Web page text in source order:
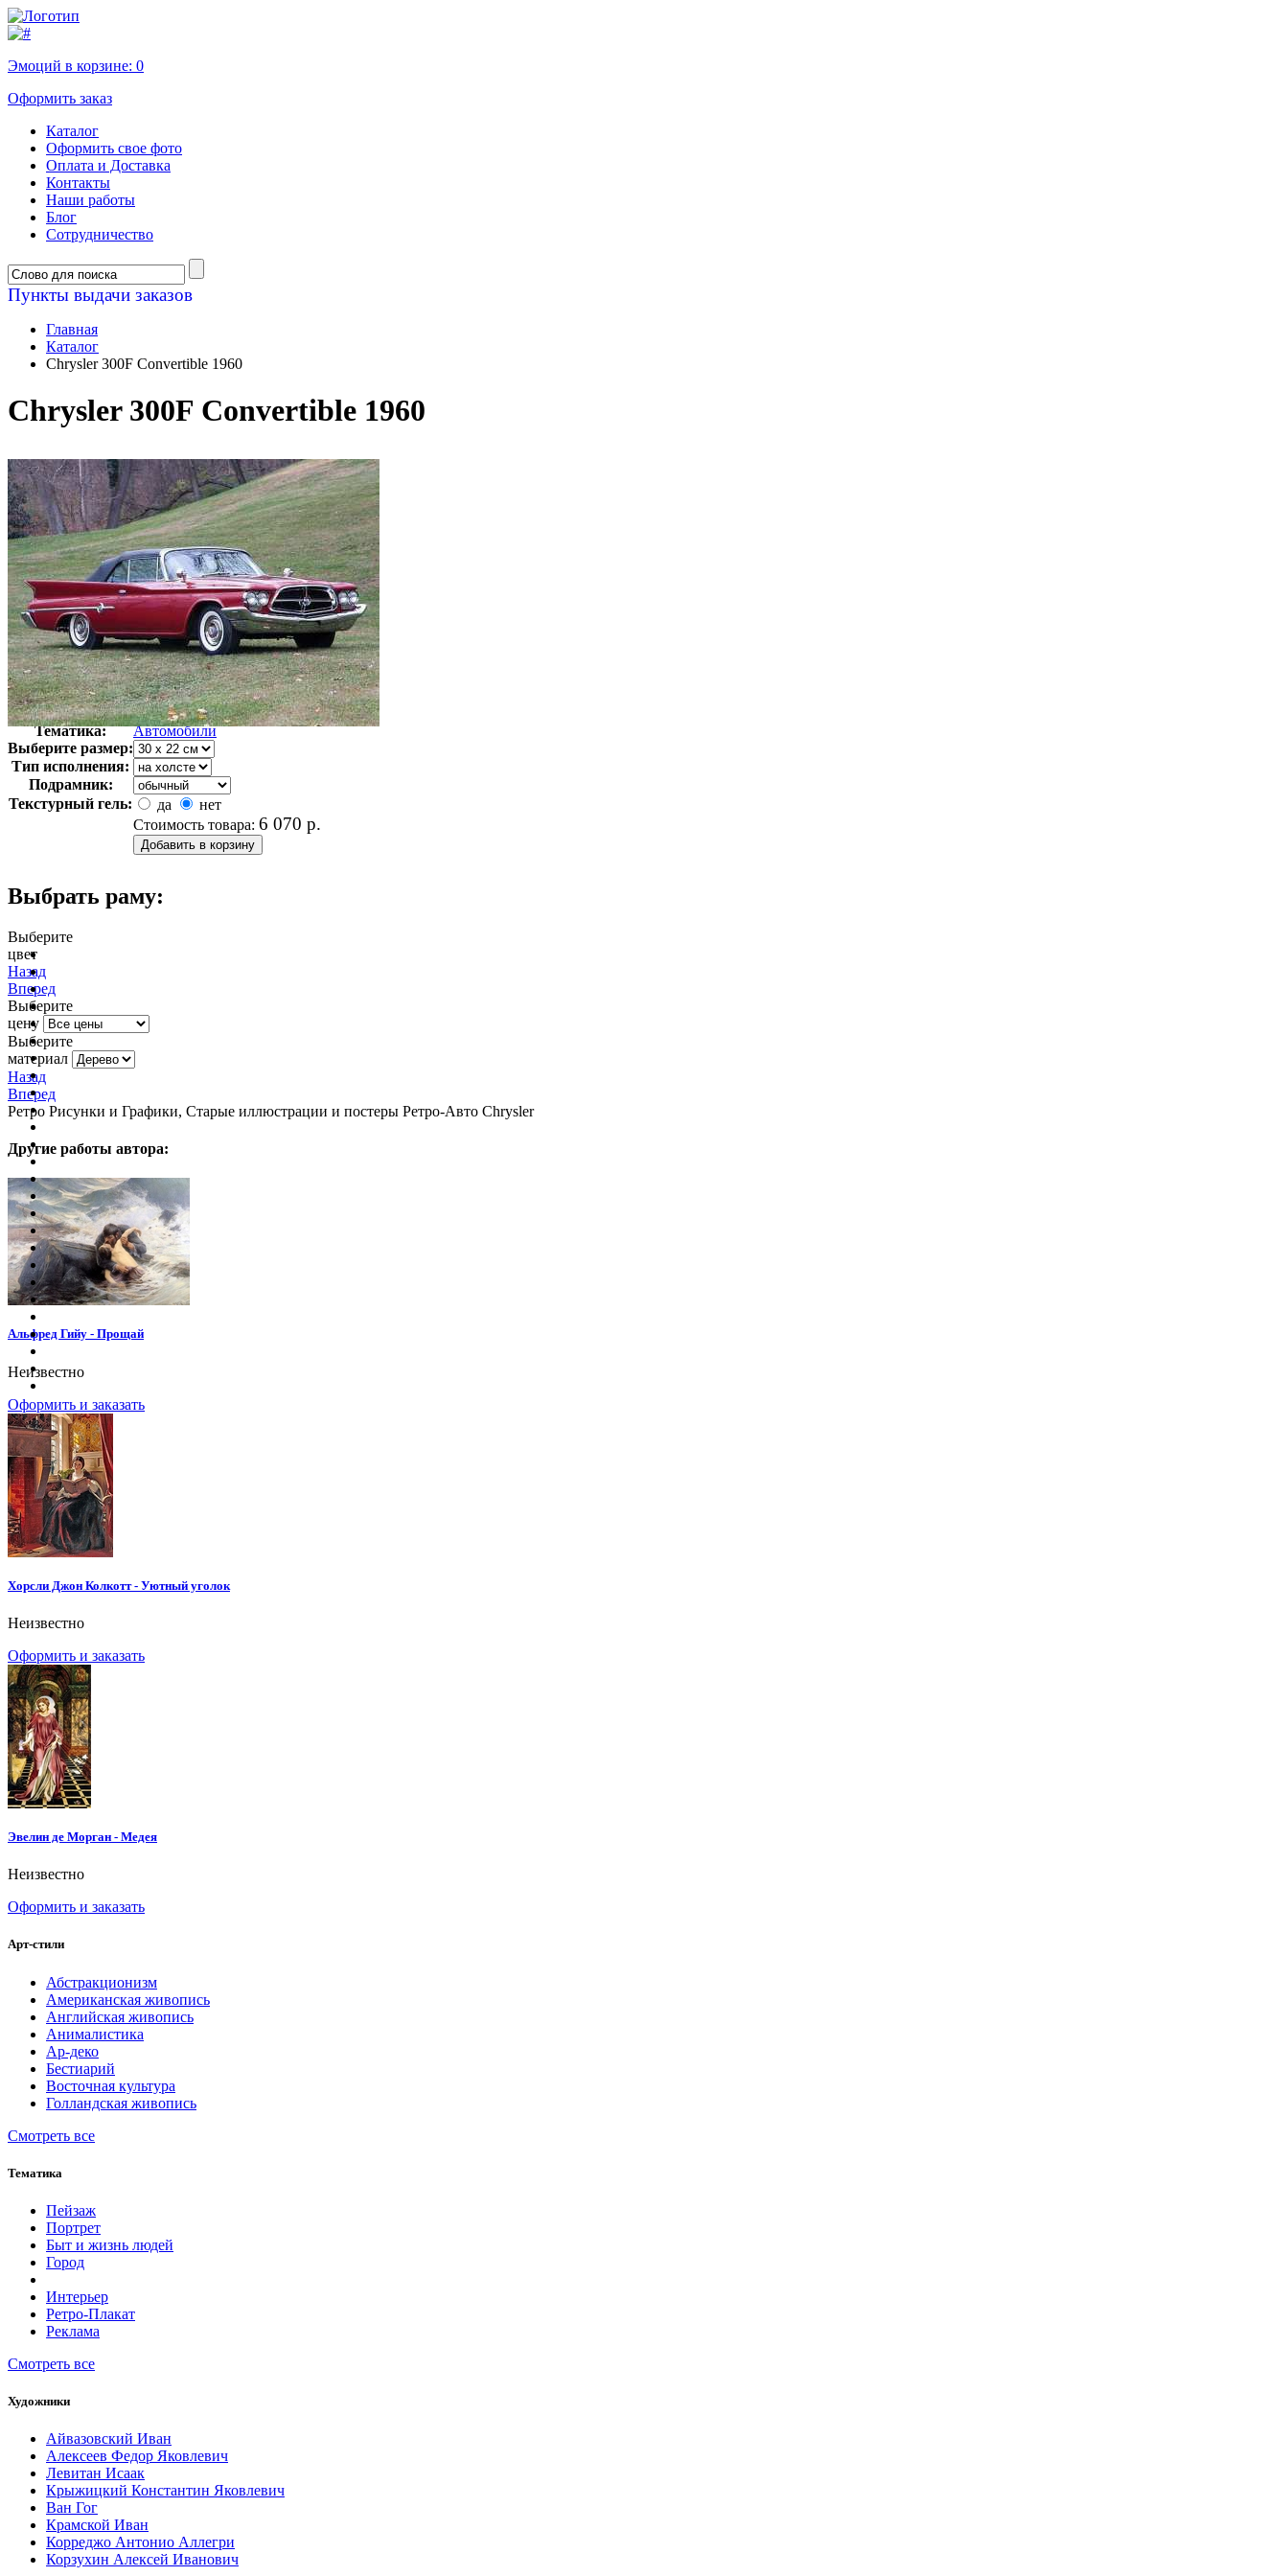
Эмоций в корзине: 0
Оформить заказ
Каталог
Оформить свое фото
Оплата и Доставка
Контакты
Наши работы
Блог
Сотрудничество
Пункты выдачи заказов
Главная
Каталог
Chrysler 300F Convertible 1960
Chrysler 300F Convertible 1960
Автор:
Неизвестно
Арт-стиль
Ретро-Фотографии
Тематика:
Автомобили
Выберите размер:
Тип исполнения:
Подрамник:
Текстурный гель:
да
нет
Стоимость товара: 6 070 р.
Выбрать раму:
Выберите
цвет
Назад
Вперед
Выберите
цену
Выберите
материал
Назад
Вперед
Ретро Рисунки и Графики, Старые иллюстрации и постеры Ретро-Авто Chrysler
Другие работы автора:
Альфред Гийу - Прощай
Неизвестно
Оформить и заказать
Хорсли Джон Колкотт - Уютный уголок
Неизвестно
Оформить и заказать
Эвелин де Морган - Медея
Неизвестно
Оформить и заказать
Арт-стили
Абстракционизм
Американская живопись
Английская живопись
Анималистика
Ар-деко
Бестиарий
Восточная культура
Голландская живопись
Смотреть все
Тематика
Пейзаж
Портрет
Быт и жизнь людей
Город
Интерьер
Ретро-Плакат
Реклама
Смотреть все
Художники
Айвазовский Иван
Алексеев Федор Яковлевич
Левитан Исаак
Крыжицкий Константин Яковлевич
Ван Гог
Крамской Иван
Корреджо Антонио Аллегри
Корзухин Алексей Иванович